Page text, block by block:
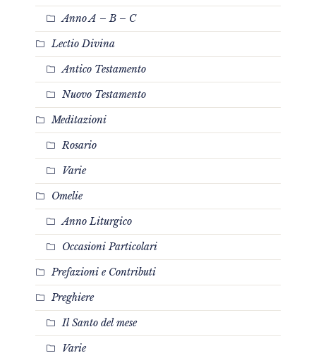
Anno A – B – C
Lectio Divina
Antico Testamento
Nuovo Testamento
Meditazioni
Rosario
Varie
Omelie
Anno Liturgico
Occasioni Particolari
Prefazioni e Contributi
Preghiere
Il Santo del mese
Varie